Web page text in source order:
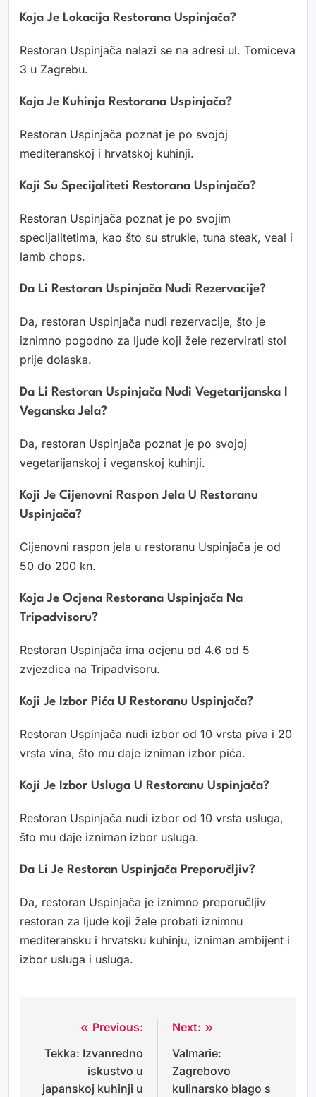
Koja Je Lokacija Restorana Uspinjača?
Restoran Uspinjača nalazi se na adresi ul. Tomiceva
3 u Zagrebu.
Koja Je Kuhinja Restorana Uspinjača?
Restoran Uspinjača poznat je po svojoj
mediteranskoj i hrvatskoj kuhinji.
Koji Su Specijaliteti Restorana Uspinjača?
Restoran Uspinjača poznat je po svojim
specijalitetima, kao što su strukle, tuna steak, veal i
lamb chops.
Da Li Restoran Uspinjača Nudi Rezervacije?
Da, restoran Uspinjača nudi rezervacije, što je
iznimno pogodno za ljude koji žele rezervirati stol
prije dolaska.
Da Li Restoran Uspinjača Nudi Vegetarijanska I
Veganska Jela?
Da, restoran Uspinjača poznat je po svojoj
vegetarijanskoj i veganskoj kuhinji.
Koji Je Cijenovni Raspon Jela U Restoranu
Uspinjača?
Cijenovni raspon jela u restoranu Uspinjača je od
50 do 200 kn.
Koja Je Ocjena Restorana Uspinjača Na
Tripadvisoru?
Restoran Uspinjača ima ocjenu od 4.6 od 5
zvjezdica na Tripadvisoru.
Koji Je Izbor Pića U Restoranu Uspinjača?
Restoran Uspinjača nudi izbor od 10 vrsta piva i 20
vrsta vina, što mu daje izniman izbor pića.
Koji Je Izbor Usluga U Restoranu Uspinjača?
Restoran Uspinjača nudi izbor od 10 vrsta usluga,
što mu daje izniman izbor usluga.
Da Li Je Restoran Uspinjača Preporučljiv?
Da, restoran Uspinjača je iznimno preporučljiv
restoran za ljude koji žele probati iznimnu
mediteransku i hrvatsku kuhinju, izniman ambijent i
izbor usluga i usluga.
Navigacija
objava
Previous:
Tekka: Izvanredno
iskustvo u
japanskoj kuhinji u
Next:
Valmarie:
Zagrebovo
kulinarsko blago s